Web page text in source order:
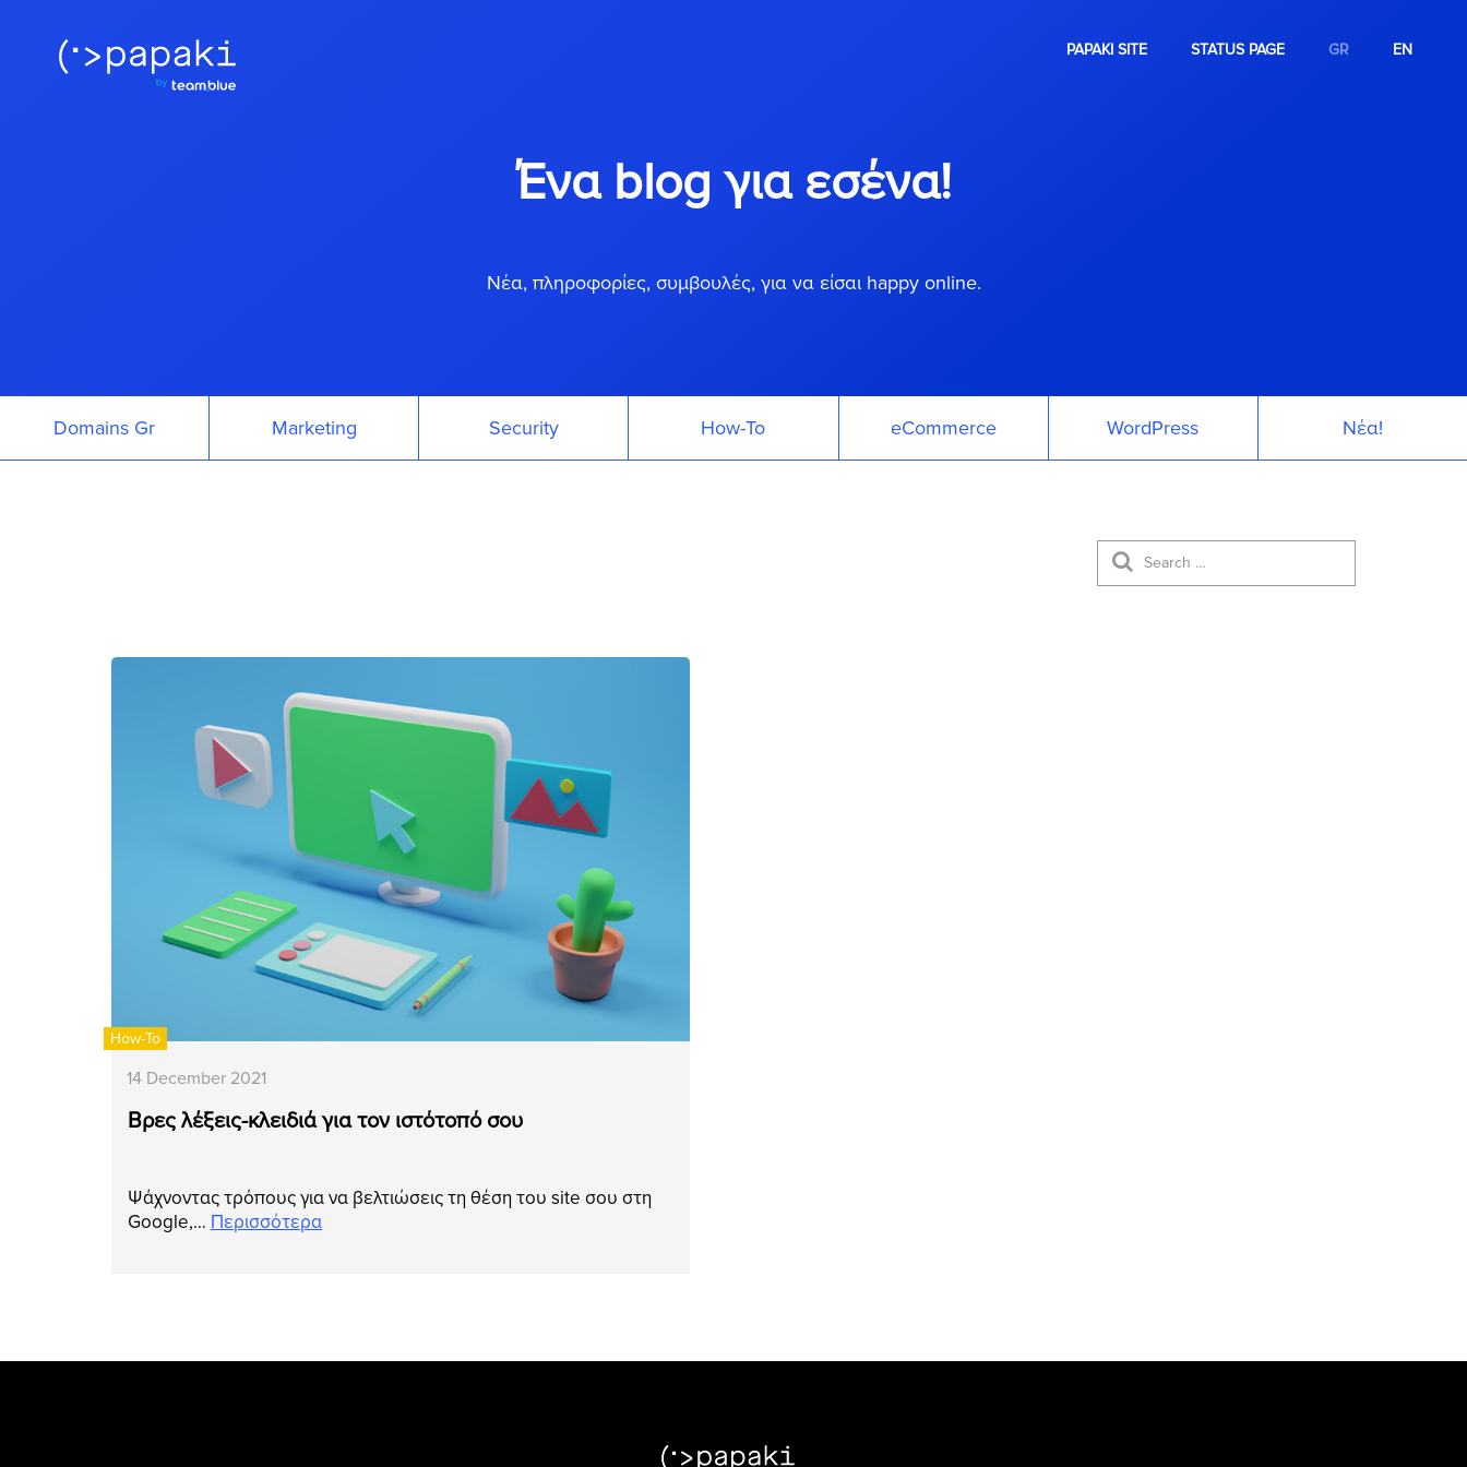
PAPAKI SITE STATUS PAGE GR EN
Ένα blog για εσένα!
Νέα, πληροφορίες, συμβουλές, για να είσαι happy online.
Domains Gr Marketing Security How-To eCommerce WordPress Νέα!
How-To
14 December 2021
Βρες λέξεις-κλειδιά για τον ιστότοπό σου
Ψάχνοντας τρόπους για να βελτιώσεις τη θέση του site σου στη
Google,… Περισσότερα